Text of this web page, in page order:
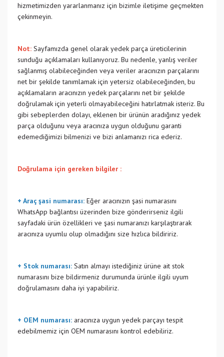
hizmetimizden yararlanmanız için bizimle iletişime geçmekten
çekinmeyin.
Not: Sayfamızda genel olarak yedek parça üreticilerinin
sunduğu açıklamaları kullanıyoruz. Bu nedenle, yanlış veriler
sağlanmış olabileceğinden veya veriler aracınızın parçalarını
net bir şekilde tanımlamak için yetersiz olabileceğinden, bu
açıklamaların aracınızın yedek parçalarını net bir şekilde
doğrulamak için yeterli olmayabileceğini hatırlatmak isteriz. Bu
gibi sebeplerden dolayı, eklenen bir ürünün aradığınız yedek
parça olduğunu veya aracınıza uygun olduğunu garanti
edemediğimizi bilmenizi ve bizi anlamanızı rica ederiz.
Doğrulama için gereken bilgiler :
+ Araç şasi numarası: Eğer aracınızın şasi numarasını
WhatsApp bağlantısı üzerinden bize gönderirseniz ilgili
sayfadaki ürün özellikleri ve şasi numaranızı karşılaştırarak
aracınıza uyumlu olup olmadığını size hızlıca bildiririz.
+ Stok numarası: Satın almayı istediğiniz ürüne ait stok
numarasını bize bildirmeniz durumunda ürünle ilgili uyum
doğrulamasını daha iyi yapabiliriz.
+ OEM numarası: aracınıza uygun yedek parçayı tespit
edebilmemiz için OEM numarasını kontrol edebiliriz.